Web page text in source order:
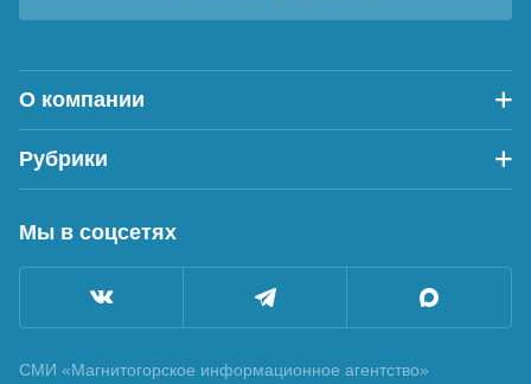
О компании
Рубрики
Мы в соцсетях
СМИ «Магнитогорское информационное агентство»